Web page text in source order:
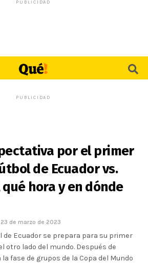
PUBLICIDAD
PUBLICIDAD
por el primer
de Ecuador vs.
qué hora y en dónde
23 de marzo de 2023
de Ecuador se prepara para su primer
otro lado del mundo. Después de
fase de grupos de la Copa del Mundo